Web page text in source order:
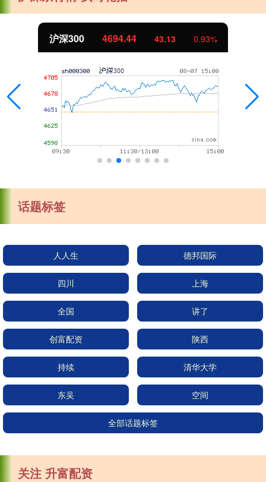
北证50 1134.24
话题标签
人人生 德邦国际
四川 上海
全国 讲了
创富配资 陕西
持续 清华大学
东吴 空间
全部话题标签
关注 升富配资